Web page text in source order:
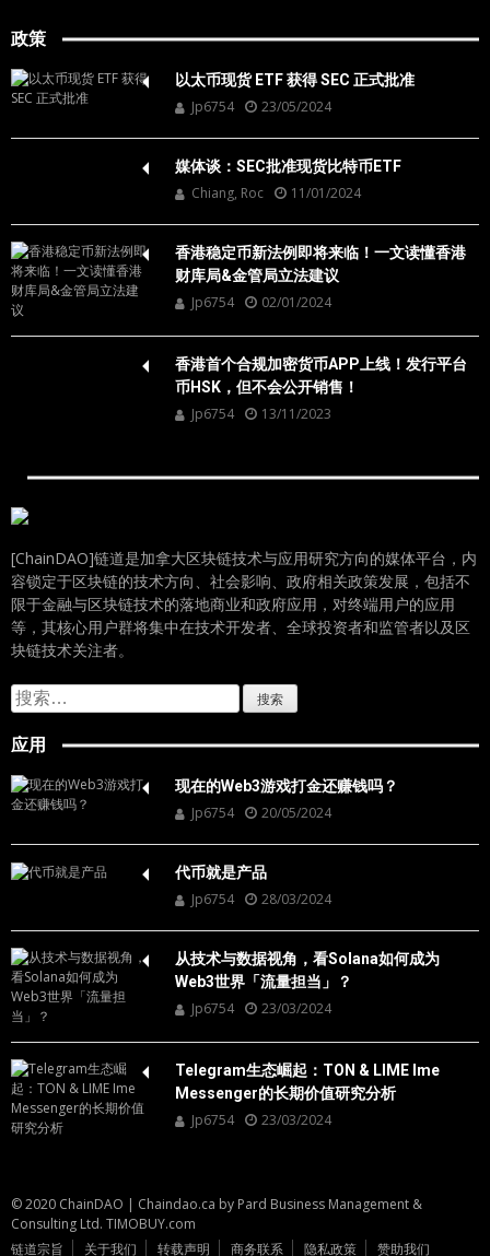
政策
以太币现货 ETF 获得 SEC 正式批准
Jp6754 23/05/2024
媒体谈：SEC批准现货比特币ETF
Chiang, Roc 11/01/2024
香港稳定币新法例即将来临！一文读懂香港
财库局&金管局立法建议
Jp6754 02/01/2024
香港首个合规加密货币APP上线！发行平台
币HSK，但不会公开销售！
Jp6754 13/11/2023
[ChainDAO]链道是加拿大区块链技术与应用研究方向的媒体平台，内
容锁定于区块链的技术方向、社会影响、政府相关政策发展，包括不
限于金融与区块链技术的落地商业和政府应用，对终端用户的应用
等，其核心用户群将集中在技术开发者、全球投资者和监管者以及区
块链技术关注者。
搜
索：
应用
现在的Web3游戏打金还赚钱吗？
Jp6754 20/05/2024
代币就是产品
Jp6754 28/03/2024
从技术与数据视角，看Solana如何成为
Web3世界「流量担当」？
Jp6754 23/03/2024
Telegram生态崛起：TON & LIME Ime
Messenger的长期价值研究分析
Jp6754 23/03/2024
© 2020 ChainDAO | Chaindao.ca by Pard Business Management &
Consulting Ltd. TIMOBUY.com
链道宗旨
关于我们 转载声明 商务联系 隐私政策 赞助我们